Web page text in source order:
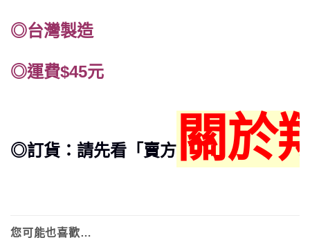
◎台灣製造
◎運費$45元
◎訂貨：請先看「賣方 關於
您可能也喜歡…